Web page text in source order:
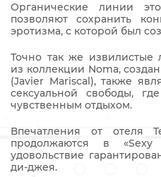
Органические линии
позволяют сохранить
эротизма, с которой был
Точно так же извилистые
из коллекции Noma,
(Javier Mariscal), также
сексуальной свободы,
чувственным отдыхом.
Впечатления от отеля
продолжаются в
удовольствие
ди-джея.